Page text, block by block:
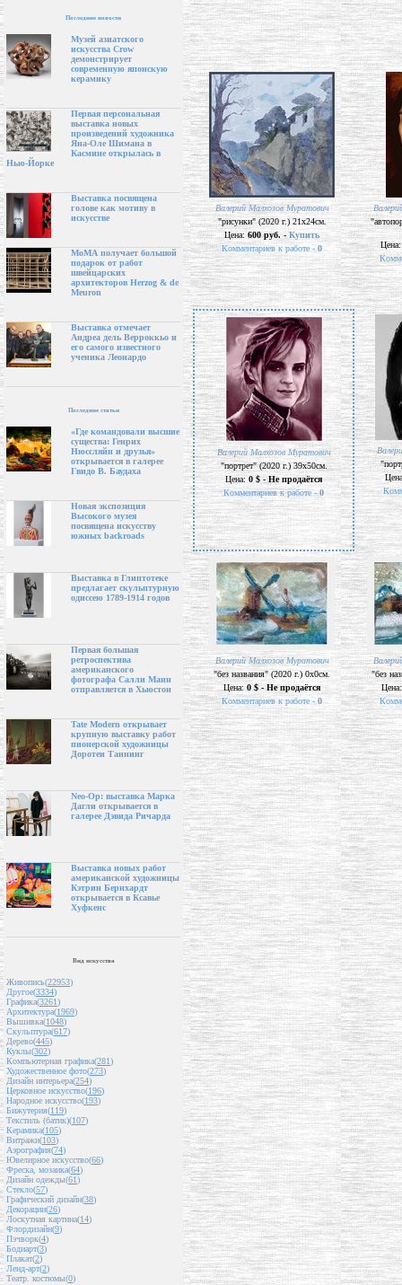
Последние новости
Музей азиатского
искусства Crow
демонстрирует
современную японскую
керамику
Первая персональная
выставка новых
произведений художника
Яна-Оле Шимана в
Касмине открылась в
Нью-Йорке
Выставка посвящена
голове как мотиву в
искусстве
МоМА получает большой
подарок от работ
швейцарских
архитекторов Herzog & de
Meuron
Выставка отмечает
Андреа дель Верроккьо и
его самого известного
ученика Леонардо
Последние статьи
«Где командовали высшие
существа: Генрих
Нюссляйн и друзья»
открывается в галерее
Гвидо В. Баудаха
Новая экспозиция
Высокого музея
посвящена искусству
южных backroads
Выставка в Глиптотеке
предлагает скульптурную
одиссею 1789-1914 годов
Первая большая
ретроспектива
американского
фотографа Салли Манн
отправляется в Хьюстон
Tate Modern открывает
крупную выставку работ
пионерской художницы
Доротеи Таннинг
Neo-Op: выставка Марка
Дагли открывается в
галерее Дэвида Ричарда
Выставка новых работ
американской художницы
Кэтрин Бернхардт
открывается в Ксавье
Хуфкенс
Вид искусства
Живопись(22953)
Другое(3334)
Графика(3261)
Архитектура(1969)
Вышивка(1048)
Скульптура(617)
Дерево(445)
Куклы(302)
Компьютерная графика(281)
Художественное фото(273)
Дизайн интерьера(254)
Церковное искусство(196)
Народное искусство(193)
Бижутерия(119)
Текстиль (батик)(107)
Керамика(105)
Витражи(103)
Аэрография(74)
Ювелирное искусство(66)
Фреска, мозаика(64)
Дизайн одежды(61)
Стекло(57)
Графический дизайн(38)
Декорации(26)
Лоскутная картина(14)
Флордизайн(9)
Пэчворк(4)
Бодиарт(3)
Плакат(2)
Ленд-арт(2)
Театр. костюмы(0)
Валерий Малхозов Муратович
"рисунки" (2020 г.) 21х24см.
Цена: 600 руб. -Купить
Комментариев к работе - 0
Валерий Малхозов Муратович
"портрет" (2020 г.) 39х50см.
Цена:0 $ - Не продаётся
Комментариев к работе -0
Валерий Малхозов Муратович
"без названия" (2020 г.) 0х0см.
Цена: 0 $ - Не продаётся
Комментариев к работе - 0
"без